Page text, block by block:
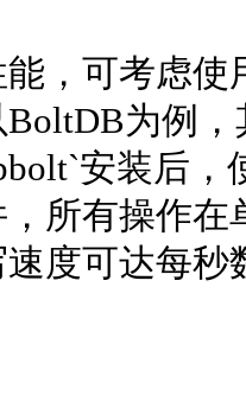
可考虑使
为例
安装后，
所有操作
度可达每